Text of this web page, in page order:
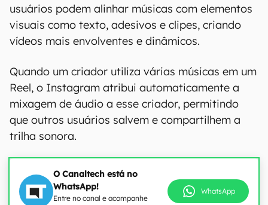
usuários podem alinhar músicas com elementos
visuais como texto, adesivos e clipes, criando
vídeos mais envolventes e dinâmicos.
Quando um criador utiliza várias músicas em um
Reel, o Instagram atribui automaticamente a
mixagem de áudio a esse criador, permitindo
que outros usuários salvem e compartilhem a
trilha sonora.
O Canaltech está no
WhatsApp!
Entre no canal e acompanhe
WhatsApp